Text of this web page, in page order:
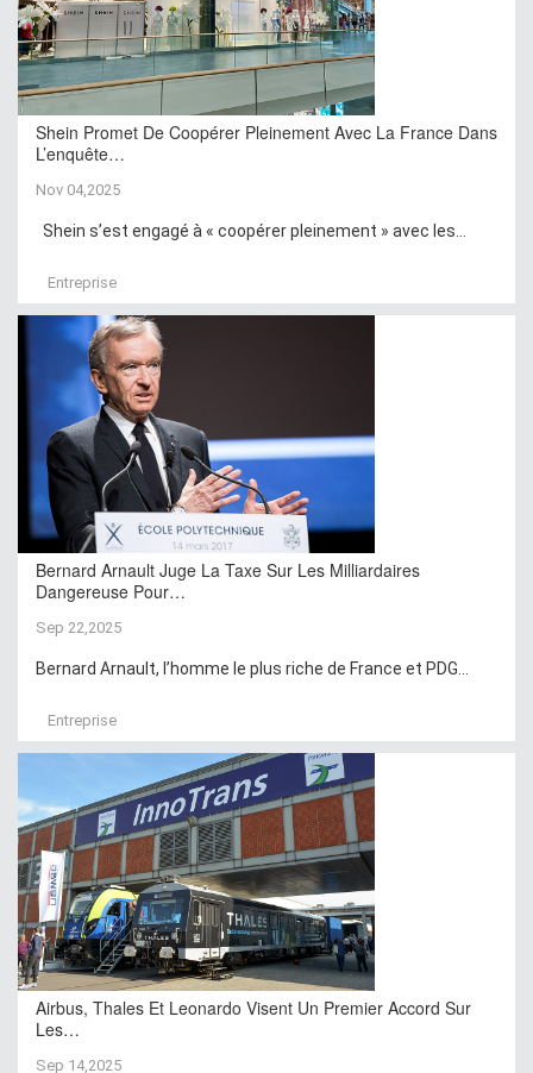
Shein Promet De Coopérer Pleinement Avec La France Dans
L’enquête…
Nov 04,2025
Shein s’est engagé à « coopérer pleinement » avec les...
Entreprise
Bernard Arnault Juge La Taxe Sur Les Milliardaires
Dangereuse Pour…
Sep 22,2025
Bernard Arnault, l’homme le plus riche de France et PDG...
Entreprise
Airbus, Thales Et Leonardo Visent Un Premier Accord Sur
Les…
Sep 14,2025